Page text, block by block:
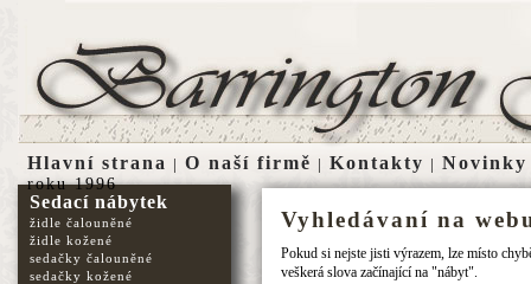
Vyhledávaní na
Pokud si nejste jisti výrazem, lze místo
veškerá slova začínající na "nábyt".
Sedací nábytek
židle čalouněné
židle kožené
sedačky čalouněné
sedačky kožené
Hlavní strana | O naší firmě | Kontakty | Novinky
roku 1996